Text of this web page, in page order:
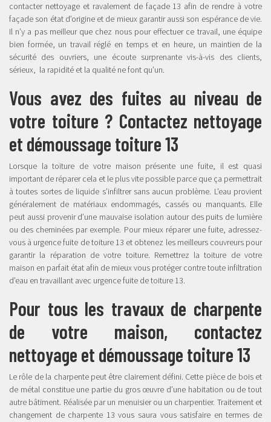
contacter nettoyage et ravalement de façade 13 afin de rendre à votre
façade son état d’origine et de mieux garantir aussi son espérance de vie.
Il n’y a pas meilleur que chez nous pour effectuer ce travail, une équipe
bien formée, un travail réglé en temps et en heure, un maintien de la
sécurité des ouvriers, une écoute surprenante vis-à-vis des clients,
sérieux, la rapidité et la qualité ne font qu’un.
Vous avez des fuites au niveau de
votre toiture ? Contactez nettoyage
et démoussage toiture 13
Lorsque la toiture de votre maison présente une fuite, il est quasi
important de réparer cela et le plus vite possible parce que ça permettrait
à toutes sortes de liquide s’infiltrer sans aucun problème. L’eau provient
généralement de matériaux endommagés, cassés ou manquants. Elle
peut aussi provenir d’une mauvaise isolation autour des puits de lumière
ou des cheminées par exemple. Pour mieux réparer une fuite, adressez-
vous à urgence fuite de toiture 13 et obtenez les meilleurs couvreurs pour
garantir la réparation de votre toiture. Remettrez la toiture de votre
maison en parfait état afin de mieux vous protéger contre toute infiltration
d’eau en travaillant avec urgence fuite de toiture 13.
Pour tous les travaux de charpente
de votre maison, contactez
nettoyage et démoussage toiture 13
Le rôle de la charpente peut être clairement défini. Cette pièce de bois et
de métal constitue une partie du gros œuvre d’une habitation ou de tout
autre bâtiment. Réalisée par un menuisier ou un charpentier. Traitement et
changement de charpente 13 vous saura vous satisfaire en termes de